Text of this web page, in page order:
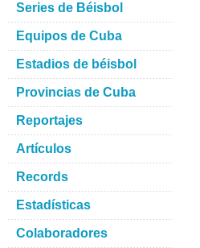
Series de Béisbol
Equipos de Cuba
Estadios de béisbol
Provincias de Cuba
Reportajes
Artículos
Records
Estadísticas
Colaboradores